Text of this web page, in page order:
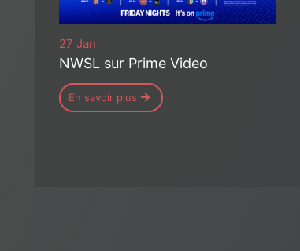
27 Jan
NWSL sur Prime Video
En savoir plus